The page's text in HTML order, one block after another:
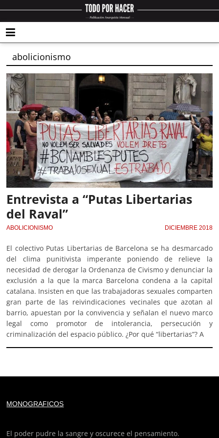
abolicionismo
Entrevista a “Putas Libertarias
del Raval”
ABOLICIONISMO DICIEMBRE 2018
El colectivo Putas Libertarias de Barcelona se ha desmarcado
del clima punitivista imperante poniendo de relieve la
necesidad de derogar la Ordenanza de Civismo y denunciar la
exclusión a la que la marca Barcelona condena a la capital
catalana. Insisten en que las trabajadoras sexuales comparten
gran parte de las reivindicaciones vecinales que azotan al
barrio, apuestan por la convivencia y señalan el nuevo marco
legal como promotor de intolerancia, persecución y
criminalización del espacio público. ¿Por qué “libertarias”? A
MONOGRAFICOS
El poder pudre la sangre y oscurece el pensamiento.
of type string is deprecated in
rgpd/lib/vendor/Mustache/Tokenizer.phpon line